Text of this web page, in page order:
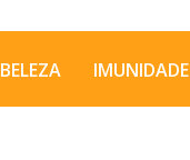
BELEZA IMUNIDADE